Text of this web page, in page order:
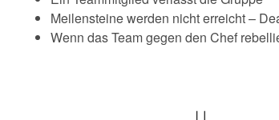
Meilensteine werden nicht erreicht –
Wenn das Team gegen den Chef